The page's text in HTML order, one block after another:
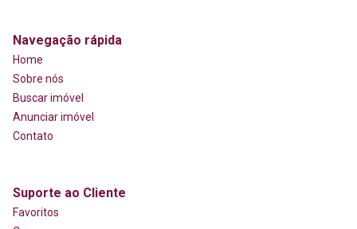
Navegação rápida
Home
Sobre nós
Buscar imóvel
Anunciar imóvel
Contato
Suporte ao Cliente
Favoritos